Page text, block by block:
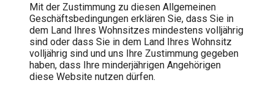
Mit der Zustimmung zu diesen Allgemeinen
Geschäftsbedingungen erklären Sie, dass Sie in
dem Land Ihres Wohnsitzes mindestens volljährig
sind oder dass Sie in dem Land Ihres Wohnsitz
volljährig sind und uns Ihre Zustimmung gegeben
haben, dass Ihre minderjährigen Angehörigen
diese Website nutzen dürfen.